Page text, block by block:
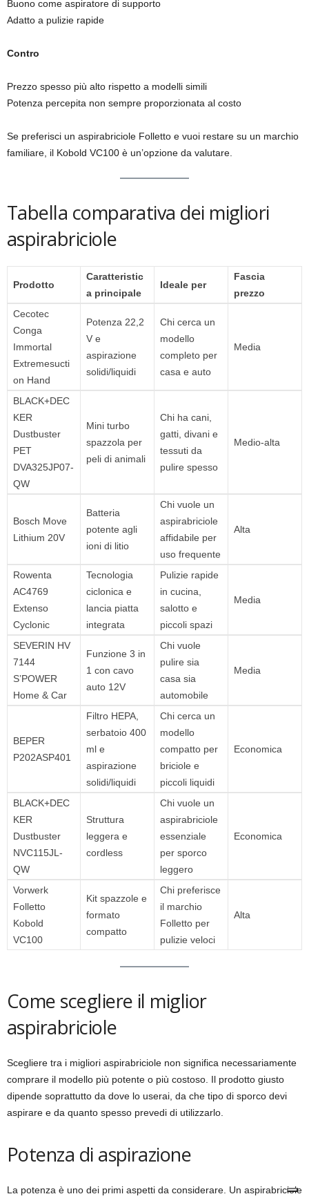
Buono come aspiratore di supporto
Adatto a pulizie rapide
Contro
Prezzo spesso più alto rispetto a modelli simili
Potenza percepita non sempre proporzionata al costo
Se preferisci un aspirabriciole Folletto e vuoi restare su un marchio
familiare, il Kobold VC100 è un’opzione da valutare.
Tabella comparativa dei migliori
aspirabriciole
Prodotto
Caratteristic
a principale
Ideale per
Fascia
prezzo
Cecotec
Conga
Immortal
Extremesucti
on Hand
Potenza 22,2
V e
aspirazione
solidi/liquidi
Chi cerca un
modello
completo per
casa e auto
Media
BLACK+DEC
KER
Dustbuster
PET
DVA325JP07-
QW
Mini turbo
spazzola per
peli di animali
Chi ha cani,
gatti, divani e
tessuti da
pulire spesso
Medio-alta
Bosch Move
Lithium 20V
Batteria
potente agli
ioni di litio
Chi vuole un
aspirabriciole
affidabile per
uso frequente
Alta
Rowenta
AC4769
Extenso
Cyclonic
Tecnologia
ciclonica e
lancia piatta
integrata
Pulizie rapide
in cucina,
salotto e
piccoli spazi
Media
SEVERIN HV
7144
S’POWER
Home & Car
Funzione 3 in
1 con cavo
auto 12V
Chi vuole
pulire sia
casa sia
automobile
Media
BEPER
P202ASP401
Filtro HEPA,
serbatoio 400
ml e
aspirazione
solidi/liquidi
Chi cerca un
modello
compatto per
briciole e
piccoli liquidi
Economica
BLACK+DEC
KER
Dustbuster
NVC115JL-
QW
Struttura
leggera e
cordless
Chi vuole un
aspirabriciole
essenziale
per sporco
leggero
Economica
Vorwerk
Folletto
Kobold
VC100
Kit spazzole e
formato
compatto
Chi preferisce
il marchio
Folletto per
pulizie veloci
Alta
Come scegliere il miglior
aspirabriciole
Scegliere tra i migliori aspirabriciole non significa necessariamente
comprare il modello più potente o più costoso. Il prodotto giusto
dipende soprattutto da dove lo userai, da che tipo di sporco devi
aspirare e da quanto spesso prevedi di utilizzarlo.
Potenza di aspirazione
La potenza è uno dei primi aspetti da considerare. Un aspirabriciole